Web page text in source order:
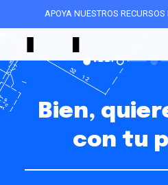
to
main
content
APOYA NUESTROS RECURSOS
Bien,
con tu